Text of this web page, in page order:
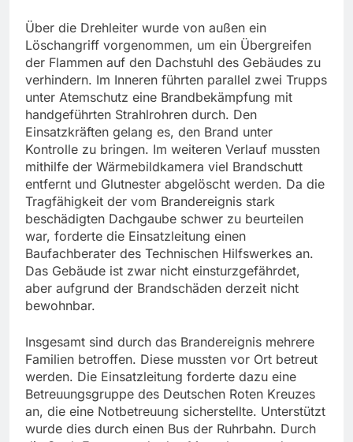
Über die Drehleiter wurde von außen ein
Löschangriff vorgenommen, um ein Übergreifen
der Flammen auf den Dachstuhl des Gebäudes zu
verhindern. Im Inneren führten parallel zwei Trupps
unter Atemschutz eine Brandbekämpfung mit
handgeführten Strahlrohren durch. Den
Einsatzkräften gelang es, den Brand unter
Kontrolle zu bringen. Im weiteren Verlauf mussten
mithilfe der Wärmebildkamera viel Brandschutt
entfernt und Glutnester abgelöscht werden. Da die
Tragfähigkeit der vom Brandereignis stark
beschädigten Dachgaube schwer zu beurteilen
war, forderte die Einsatzleitung einen
Baufachberater des Technischen Hilfswerkes an.
Das Gebäude ist zwar nicht einsturzgefährdet,
aber aufgrund der Brandschäden derzeit nicht
bewohnbar.
Insgesamt sind durch das Brandereignis mehrere
Familien betroffen. Diese mussten vor Ort betreut
werden. Die Einsatzleitung forderte dazu eine
Betreuungsgruppe des Deutschen Roten Kreuzes
an, die eine Notbetreuung sicherstellte. Unterstützt
wurde dies durch einen Bus der Ruhrbahn. Durch